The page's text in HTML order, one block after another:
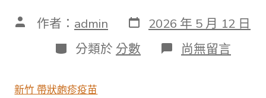
文 作者： admin 發
表
日
期
2026 年 5 月 12 日
分
類
分類於 分數 在
〈摸
尚無留言
新竹 帶狀皰疹疫苗